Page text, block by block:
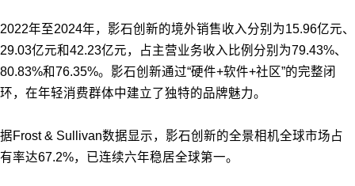
2022年至2024年，影石创新的境外销售收入分别为15.96亿元、
29.03亿元和42.23亿元，占主营业务收入比例分别为79.43%、
80.83%和76.35%。影石创新通过“硬件+软件+社区”的完整闭
环，在年轻消费群体中建立了独特的品牌魅力。
据Frost & Sullivan数据显示，影石创新的全景相机全球市场占
有率达67.2%，已连续六年稳居全球第一。